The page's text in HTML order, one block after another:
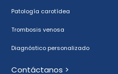
Patología carotídea
Trombosis venosa
Diagnóstico personalizado
Contáctanos >